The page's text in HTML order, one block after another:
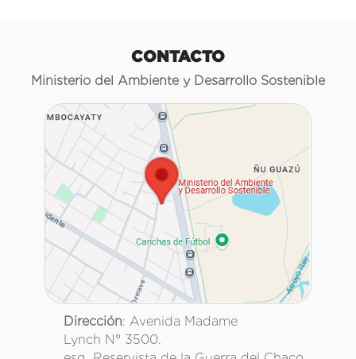
CONTACTO
Ministerio del Ambiente y Desarrollo Sostenible
Dirección: Avenida Madame
Lynch N° 3500.